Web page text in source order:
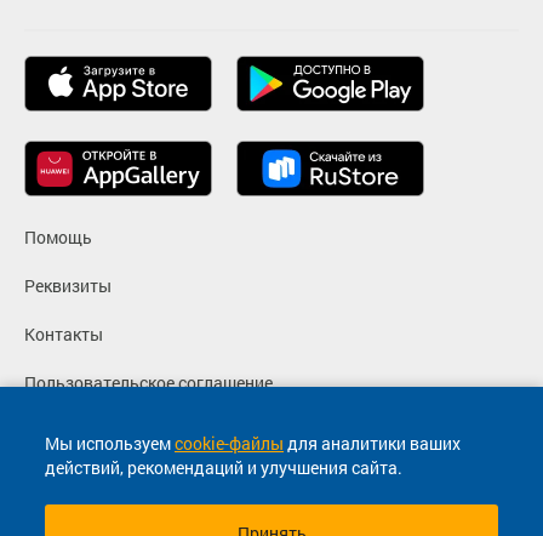
Мы используемcookie-файлы для аналитики ваших
действий, рекомендаций и улучшения сайта.
Помощь
Реквизиты
Контакты
Пользовательское соглашение
Политика конфиденциальности
Согласие на маркетинговые сообщения